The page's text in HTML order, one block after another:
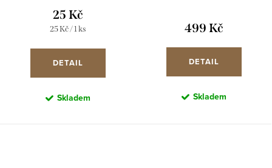
25 Kč
Měrná
25 Kč / 1 ks
DETAIL
Skladem
499 Kč
DETAIL
Skladem